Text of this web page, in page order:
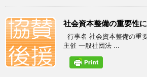
社会資本整備の重要性
行事名 社会資本整備の重
主催 一般社団法 ...